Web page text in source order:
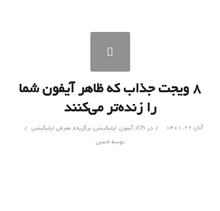
۸ ویجت جذاب که ظاهر آیفون شما
را زنده‌تر می‌کنند
آبان ۲۲, ۱۴۰۱ / در iOS
,آیفون, اپلیکیشن,برگزیده,معرفی اپلیکیشن /
توسط ادمین